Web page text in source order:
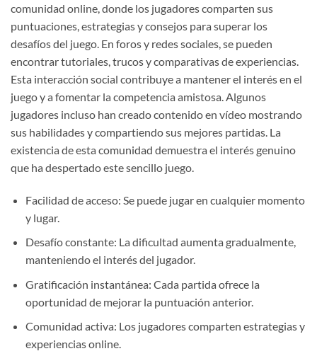
comunidad online, donde los jugadores comparten sus
puntuaciones, estrategias y consejos para superar los
desafíos del juego. En foros y redes sociales, se pueden
encontrar tutoriales, trucos y comparativas de experiencias.
Esta interacción social contribuye a mantener el interés en el
juego y a fomentar la competencia amistosa. Algunos
jugadores incluso han creado contenido en vídeo mostrando
sus habilidades y compartiendo sus mejores partidas. La
existencia de esta comunidad demuestra el interés genuino
que ha despertado este sencillo juego.
Facilidad de acceso: Se puede jugar en cualquier momento
y lugar.
Desafío constante: La dificultad aumenta gradualmente,
manteniendo el interés del jugador.
Gratificación instantánea: Cada partida ofrece la
oportunidad de mejorar la puntuación anterior.
Comunidad activa: Los jugadores comparten estrategias y
experiencias online.